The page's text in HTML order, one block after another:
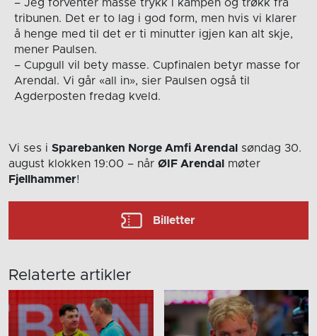
– Jeg forventer masse trykk i kampen og trøkk fra
tribunen. Det er to lag i god form, men hvis vi klarer
å henge med til det er ti minutter igjen kan alt skje,
mener Paulsen.
– Cupgull vil bety masse. Cupfinalen betyr masse for
Arendal. Vi går «all in», sier Paulsen også til
Agderposten fredag kveld.
Vi ses i Sparebanken Norge Amfi Arendal
søndag 30.
august klokken 19:00 – når ØIF Arendal
møter
Fjellhammer!
Billetter
Relaterte artikler